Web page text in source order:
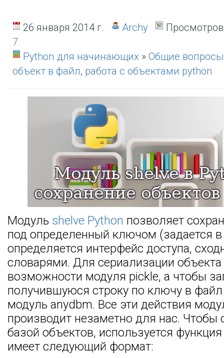
26 января 2014 г. Archy
7
Python для начинающих » Общие вопросы
объект в файл, работа с объектами python
Модуль shelve Python позволяет
под определенный ключом (задается в
определяется интерфейс доступа,
словарями. Для сериализации объекта
возможности модуля pickle, а чтобы
получившуюся строку по ключу в
модуль anydbm. Все эти действия
производит незаметно для нас. Чтобы
базой объектов, используется
имеет следующий формат: